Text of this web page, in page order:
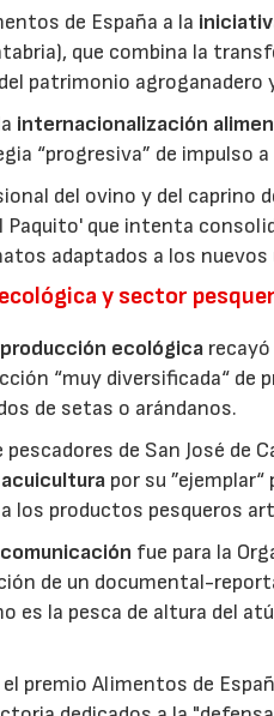
de España a la
que combina la
patrimonio agroganadero
internacionalización
“progresiva” de impulso
del ovino y del caprino
Paquito' que intenta
adaptados a los
y sector
producción ecológica
“muy diversificada“
de setas o arándanos.
pescadores de San José de
por su
los productos pesqueros
comunicación fue para la
de un documental-
es la pesca de altura del
premio Alimentos de